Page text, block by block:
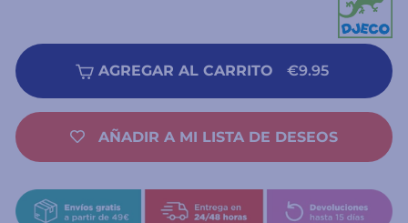
AGREGAR AL CARRITO €9.95
AÑADIR A MI LISTA DE DESEOS